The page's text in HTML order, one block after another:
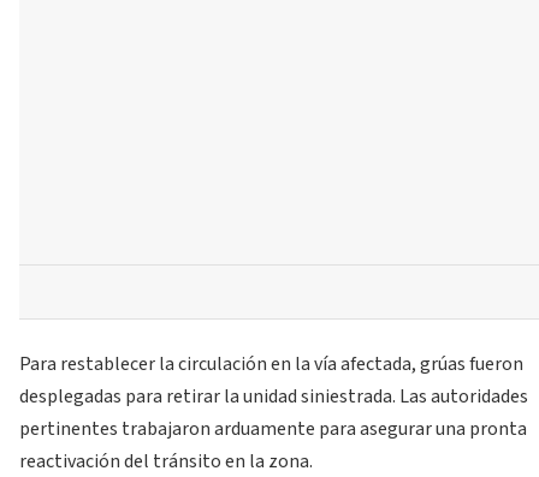
Para restablecer la circulación en la vía afectada, grúas fueron
desplegadas para retirar la unidad siniestrada. Las autoridades
pertinentes trabajaron arduamente para asegurar una pronta
reactivación del tránsito en la zona.